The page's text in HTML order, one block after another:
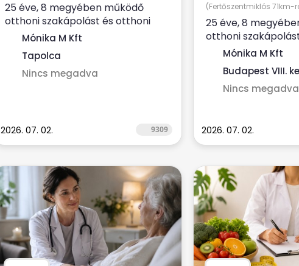
25 éve, 8 megyében működő
otthoni szakápolást és otthoni
hospice ellátást nyújtó, NEAK-
Mónika M Kft
Tapolca
Nincs megadva
2026. 07. 02. 9309
(Fertőszentmiklós 71km-
25 éve, 8
otthoni
hospice ellátást
Mónika M Kft
Budapest VIII.
Nincs megadva
2026. 07. 02.